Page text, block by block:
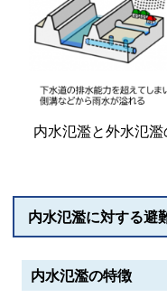
内水氾濫と外水氾
内水氾濫に対する避
内水氾濫の特徴